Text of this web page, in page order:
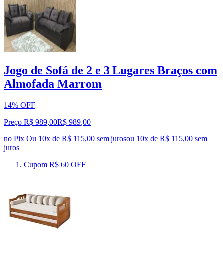
Jogo de Sofá de 2 e 3 Lugares Braços com
Almofada Marrom
14% OFF
Preço R$ 989,00R$ 989,00
no Pix Ou 10x de R$ 115,00 sem jurosou 10x de R$ 115,00 sem
juros
Cupom R$ 60 OFF